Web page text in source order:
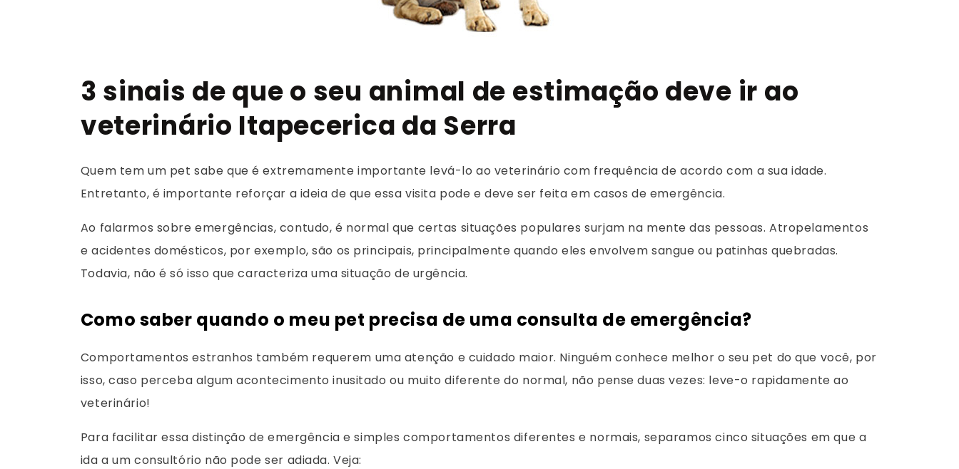
3 sinais de que o seu animal de estimação deve ir ao
veterinário Itapecerica da Serra
Quem tem um pet sabe que é extremamente importante levá-lo ao veterinário com frequência de acordo com a sua idade.
Entretanto, é importante reforçar a ideia de que essa visita pode e deve ser feita em casos de emergência.
Ao falarmos sobre emergências, contudo, é normal que certas situações populares surjam na mente das pessoas. Atropelamentos
e acidentes domésticos, por exemplo, são os principais, principalmente quando eles envolvem sangue ou patinhas quebradas.
Todavia, não é só isso que caracteriza uma situação de urgência.
Como saber quando o meu pet precisa de uma consulta de emergência?
Comportamentos estranhos também requerem uma atenção e cuidado maior. Ninguém conhece melhor o seu pet do que você, por
isso, caso perceba algum acontecimento inusitado ou muito diferente do normal, não pense duas vezes: leve-o rapidamente ao
veterinário!
Para facilitar essa distinção de emergência e simples comportamentos diferentes e normais, separamos cinco situações em que a
ida a um consultório não pode ser adiada. Veja: